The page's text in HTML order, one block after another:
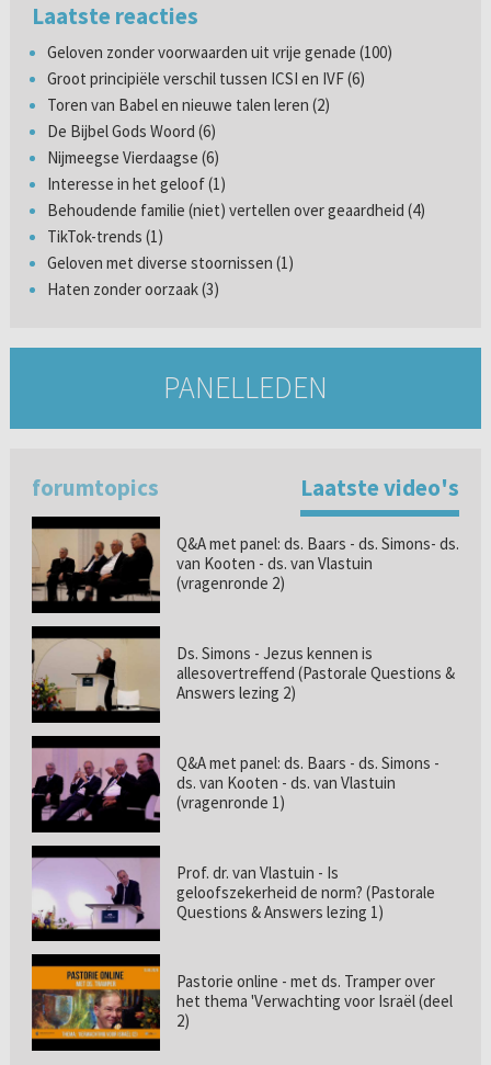
Laatste reacties
Geloven zonder voorwaarden uit vrije genade (100)
Groot principiële verschil tussen ICSI en IVF (6)
Toren van Babel en nieuwe talen leren (2)
De Bijbel Gods Woord (6)
Nijmeegse Vierdaagse (6)
Interesse in het geloof (1)
Behoudende familie (niet) vertellen over geaardheid (4)
TikTok-trends (1)
Geloven met diverse stoornissen (1)
Haten zonder oorzaak (3)
PANELLEDEN
forumtopics Laatste video's
Q&A met panel: ds. Baars - ds. Simons- ds.
van Kooten - ds. van Vlastuin
(vragenronde 2)
Ds. Simons - Jezus kennen is
allesovertreffend (Pastorale Questions &
Answers lezing 2)
Q&A met panel: ds. Baars - ds. Simons -
ds. van Kooten - ds. van Vlastuin
(vragenronde 1)
Prof. dr. van Vlastuin - Is
geloofszekerheid de norm? (Pastorale
Questions & Answers lezing 1)
Pastorie online - met ds. Tramper over
het thema 'Verwachting voor Israël (deel
2)